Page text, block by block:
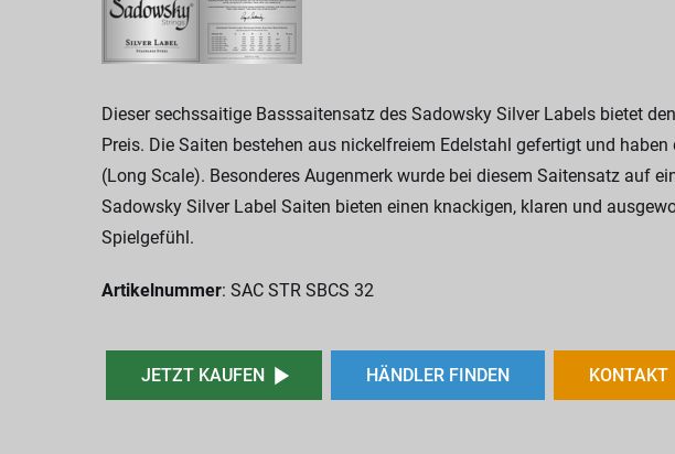
Dieser sechssaitige Basssaitensatz des Sadowsky Silver Labels bietet
Preis. Die Saiten bestehen aus nickelfreiem Edelstahl gefertigt und
(Long Scale). Besonderes Augenmerk wurde bei diesem Saitensatz auf
Sadowsky Silver Label Saiten bieten einen knackigen, klaren und
Spielgefühl.
Artikelnummer: SAC STR SBCS 32
JETZT KAUFEN HÄNDLER FINDEN KONTAKT